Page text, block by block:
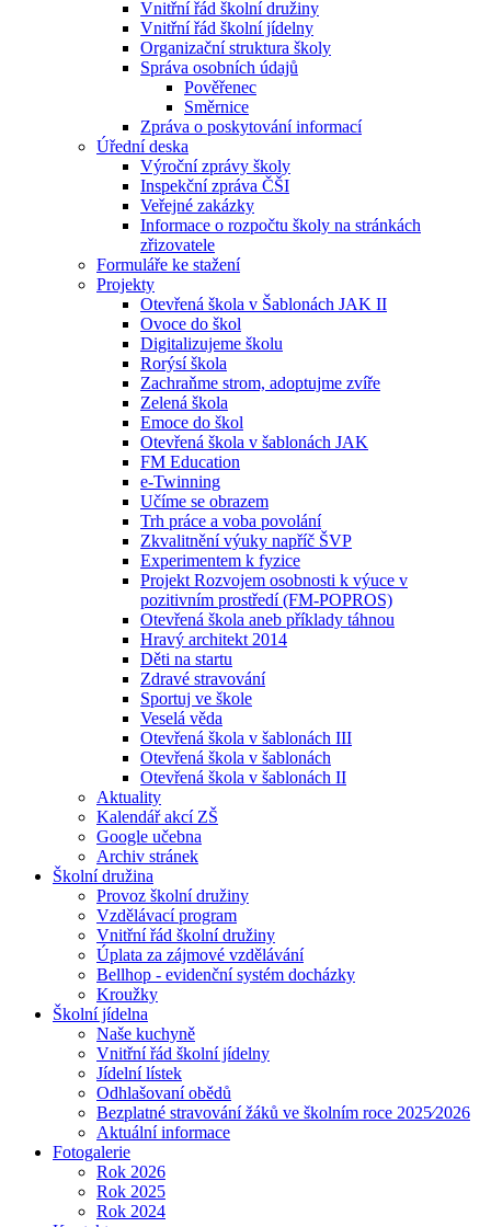
Vnitřní řád školní družiny
Vnitřní řád školní jídelny
Organizační struktura školy
Správa osobních údajů
Pověřenec
Směrnice
Zpráva o poskytování informací
Úřední deska
Výroční zprávy školy
Inspekční zpráva ČŠI
Veřejné zakázky
Informace o rozpočtu školy na stránkách
zřizovatele
Formuláře ke stažení
Projekty
Otevřená škola v Šablonách JAK II
Ovoce do škol
Digitalizujeme školu
Rorýsí škola
Zachraňme strom, adoptujme zvíře
Zelená škola
Emoce do škol
Otevřená škola v šablonách JAK
FM Education
e-Twinning
Učíme se obrazem
Trh práce a voba povolání
Zkvalitnění výuky napříč ŠVP
Experimentem k fyzice
Projekt Rozvojem osobnosti k výuce v
pozitivním prostředí (FM-POPROS)
Otevřená škola aneb příklady táhnou
Hravý architekt 2014
Děti na startu
Zdravé stravování
Sportuj ve škole
Veselá věda
Otevřená škola v šablonách III
Otevřená škola v šablonách
Otevřená škola v šablonách II
Aktuality
Kalendář akcí ZŠ
Google učebna
Archiv stránek
Školní družina
Provoz školní družiny
Vzdělávací program
Vnitřní řád školní družiny
Úplata za zájmové vzdělávání
Bellhop - evidenční systém docházky
Kroužky
Školní jídelna
Naše kuchyně
Vnitřní řád školní jídelny
Jídelní lístek
Odhlašovaní obědů
Bezplatné stravování žáků ve školním roce 2025⁄2026
Aktuální informace
Fotogalerie
Rok 2026
Rok 2025
Rok 2024